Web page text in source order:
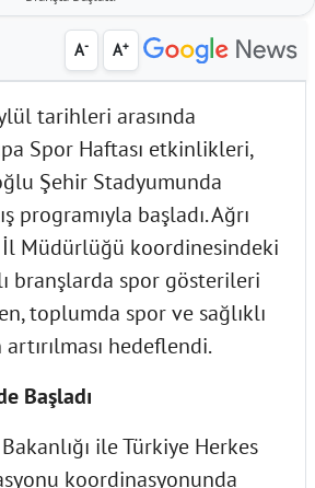
A- A+
tarihleri arasında
Spor Haftası etkinlikleri,
Şehir Stadyumunda
programıyla başladı. Ağrı
İl Müdürlüğü koordinesindeki
branşlarda spor gösterileri
toplumda spor ve sağlıklı
hedeflendi.
Başladı
ile Türkiye Herkes
koordinasyonunda